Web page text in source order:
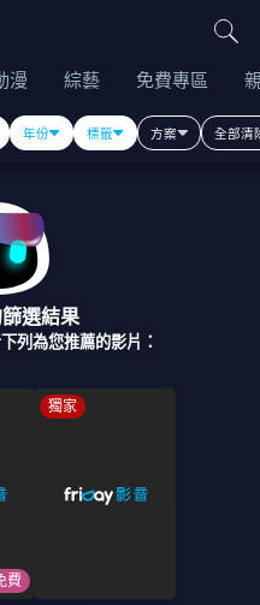
漫 綜藝 免費專區
年份 標籤 方案 全部清
選結果
列為您推薦的影片：
費
獨家